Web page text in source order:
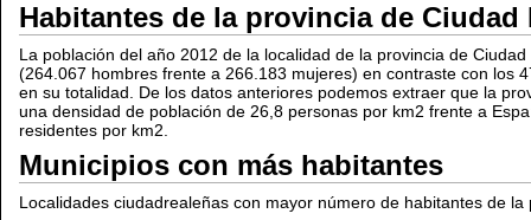
Habitantes de la provincia de Ciudad
La población del año 2012 de la localidad de la provincia de
(264.067 hombres frente a 266.183 mujeres) en contraste con los
en su totalidad. De los datos anteriores podemos extraer que la
una densidad de población de 26,8 personas por km2 frente a
residentes por km2.
Municipios con más habitantes
Localidades ciudadrealeñas con mayor número de habitantes de la